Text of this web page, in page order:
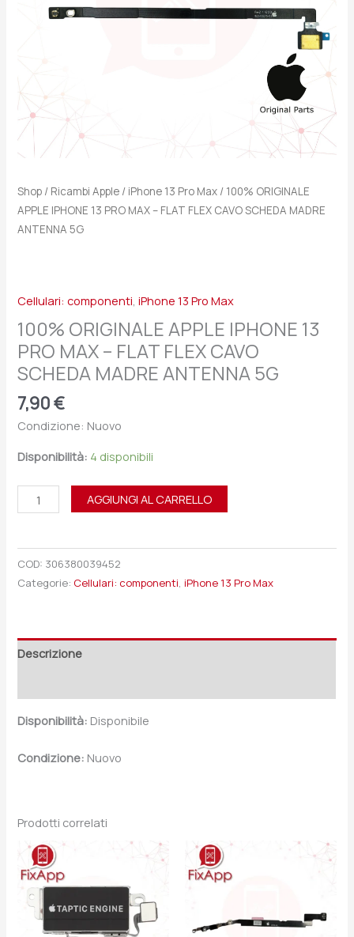
Shop / Ricambi Apple / iPhone 13 Pro Max / 100% ORIGINALE
APPLE IPHONE 13 PRO MAX – FLAT FLEX CAVO SCHEDA MADRE
ANTENNA 5G
Cellulari: componenti,iPhone 13 Pro Max
100% ORIGINALE APPLE IPHONE 13
PRO MAX – FLAT FLEX CAVO
SCHEDA MADRE ANTENNA 5G
7,90€
Condizione: Nuovo
Disponibilità: 4 disponibili
ANTENNA
5G
quantità
AGGIUNGI AL CARRELLO
COD: 306380039452
Categorie: Cellulari: componenti,iPhone 13 Pro Max
Descrizione
Disponibilità: Disponibile
Condizione: Nuovo
Prodotti correlati